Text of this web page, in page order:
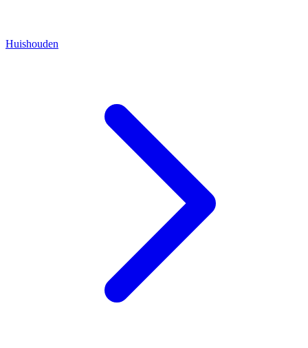
Huishouden